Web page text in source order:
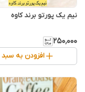
نیم یک پورتو برند کاوه
۲۵۰٬۰۰۰
افزودن به سبد